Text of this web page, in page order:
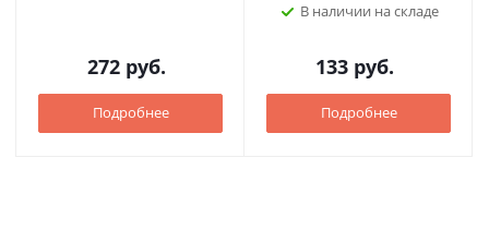
272 руб.
Подробнее
В наличии на складе
133 руб.
Подробнее